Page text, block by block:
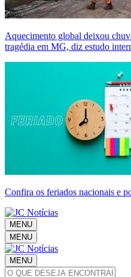
Aquecimento global deixou
tragédia em MG, diz estudo
Confira os feriados nacionais e
MENU
MENU
MENU